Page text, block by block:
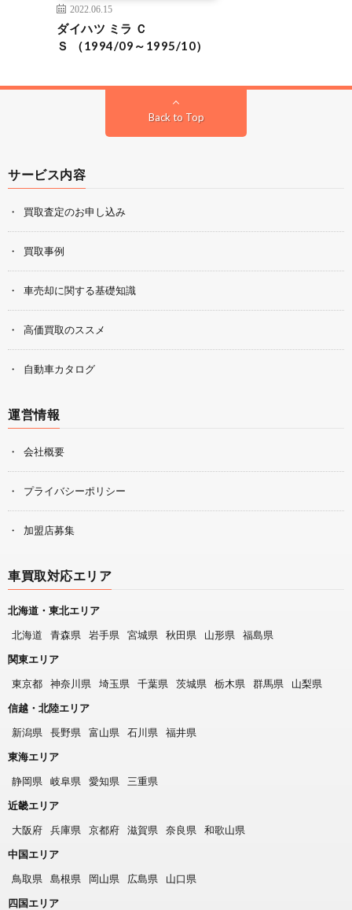
2022.06.15
ダイハツ ミラ Ｃ
Ｓ （1994/09～1995/10）
Back to Top
サービス内容
買取査定のお申し込み
買取事例
車売却に関する基礎知識
高価買取のススメ
自動車カタログ
運営情報
会社概要
プライバシーポリシー
加盟店募集
車買取対応エリア
北海道・東北エリア
北海道
青森県 岩手県 宮城県 秋田県 山形県
福島県
関東エリア
東京都
神奈川県 埼玉県 千葉県 茨城県 栃木県 群馬県
山梨県
信越・北陸エリア
新潟県
長野県 富山県 石川県
福井県
東海エリア
静岡県
岐阜県 愛知県
三重県
近畿エリア
大阪府
兵庫県 京都府 滋賀県 奈良県
和歌山県
中国エリア
鳥取県
島根県 岡山県 広島県
山口県
四国エリア